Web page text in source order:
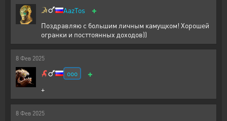
AazTos +
Поздравляю с большим личным камущком! Хорошей
огранки и посттоянных доходов))
8 Фев 2025
ooo +
+
8 Фев 2025